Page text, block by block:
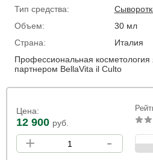
Тип средства:
Объем:
30 мл
Страна:
Италия
Профессиональная
партнером BellaVita il Culto
Цена:
12 900 руб.
+ -